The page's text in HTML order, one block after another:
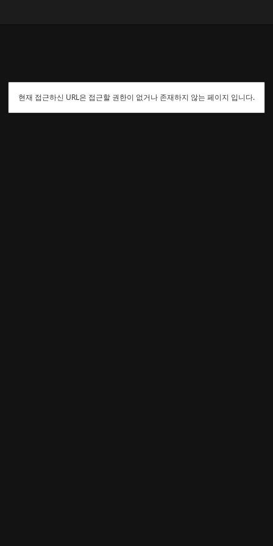
현재 접근하신 URL은 접근할 권한이 없거나 존재하지 않는 페이지 입니다.